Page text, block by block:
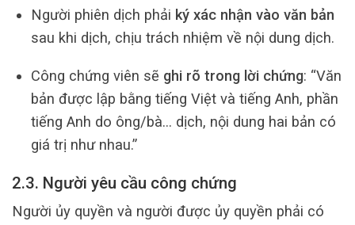
Người phiên dịch phải ký xác nhận vào văn bản
sau khi dịch, chịu trách nhiệm về nội dung dịch.
Công chứng viên sẽ ghi rõ trong lời chứng: “Văn
bản được lập bằng tiếng Việt và tiếng Anh, phần
tiếng Anh do ông/bà… dịch, nội dung hai bản có
giá trị như nhau.”
2.3. Người yêu cầu công chứng
Người ủy quyền và người được ủy quyền phải có